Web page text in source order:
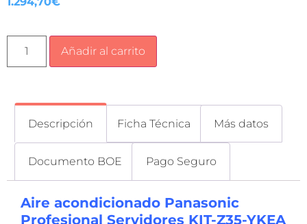
Añadir al carrito
Descripción Ficha Técnica Más datos
Documento BOE Pago Seguro
Aire acondicionado Panasonic
Profesional Servidores KIT-Z35-YKEA